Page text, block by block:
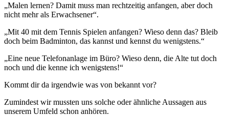
„Malen lernen? Damit muss man rechtzeitig anfangen, aber doch
nicht mehr als Erwachsener“.
„Mit 40 mit dem Tennis Spielen anfangen? Wieso denn das? Bleib
doch beim Badminton, das kannst und kennst du wenigstens.“
„Eine neue Telefonanlage im Büro? Wieso denn, die Alte tut doch
noch und die kenne ich wenigstens!“
Kommt dir da irgendwie was von bekannt vor?
Zumindest wir mussten uns solche oder ähnliche Aussagen aus
unserem Umfeld schon anhören.